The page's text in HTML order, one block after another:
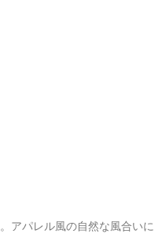
アパレル風の自然な風合いに